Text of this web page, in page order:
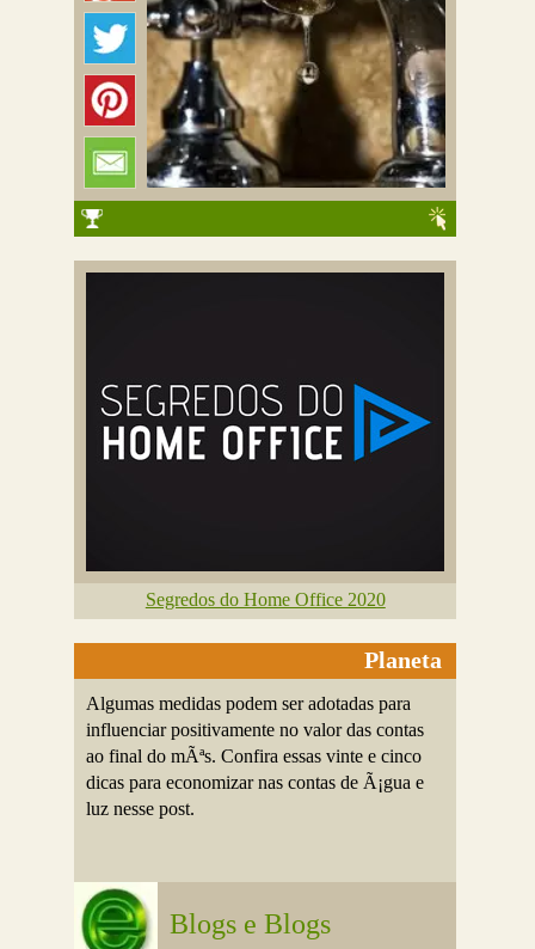
Segredos do Home Office 2020
Planeta
Algumas medidas podem ser adotadas para
influenciar positivamente no valor das contas
ao final do mÃªs. Confira essas vinte e cinco
dicas para economizar nas contas de Ã¡gua e
luz nesse post.
Blogs e Blogs